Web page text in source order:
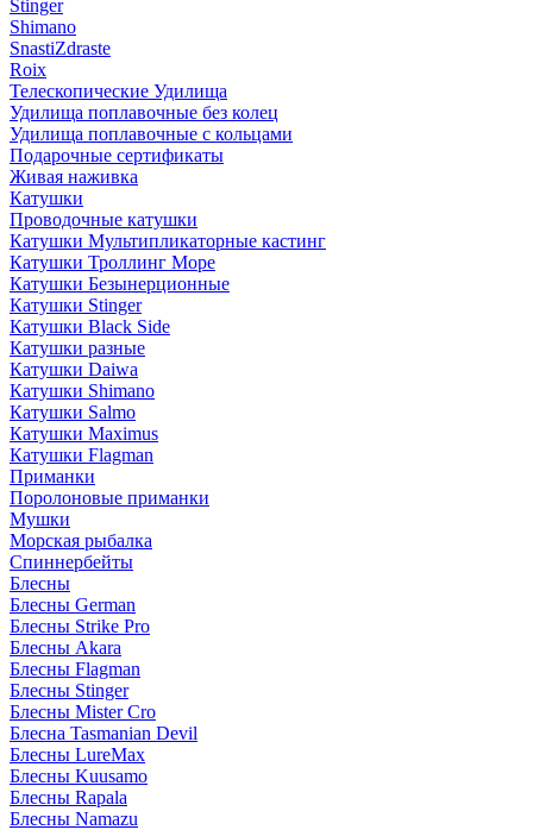
Stinger
Shimano
SnastiZdraste
Roix
Телескопические Удилища
Удилища поплавочные без колец
Удилища поплавочные с кольцами
Подарочные сертификаты
Живая наживка
Катушки
Проводочные катушки
Катушки Мультипликаторные кастинг
Катушки Троллинг Море
Катушки Безынерционные
Катушки Stinger
Катушки Black Side
Катушки разные
Катушки Daiwa
Катушки Shimano
Катушки Salmo
Катушки Maximus
Катушки Flagman
Приманки
Поролоновые приманки
Мушки
Морская рыбалка
Спиннербейты
Блесны
Блесны German
Блесны Strike Pro
Блесны Akara
Блесны Flagman
Блесны Stinger
Блесны Mister Cro
Блесна Tasmanian Devil
Блесны LureMax
Блесны Kuusamo
Блесны Rapala
Блесны Namazu